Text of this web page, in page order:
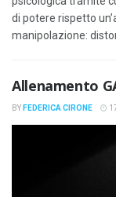
di potere rispetto
manipolazione:
Allenamento
BY FEDERICA CIRONE